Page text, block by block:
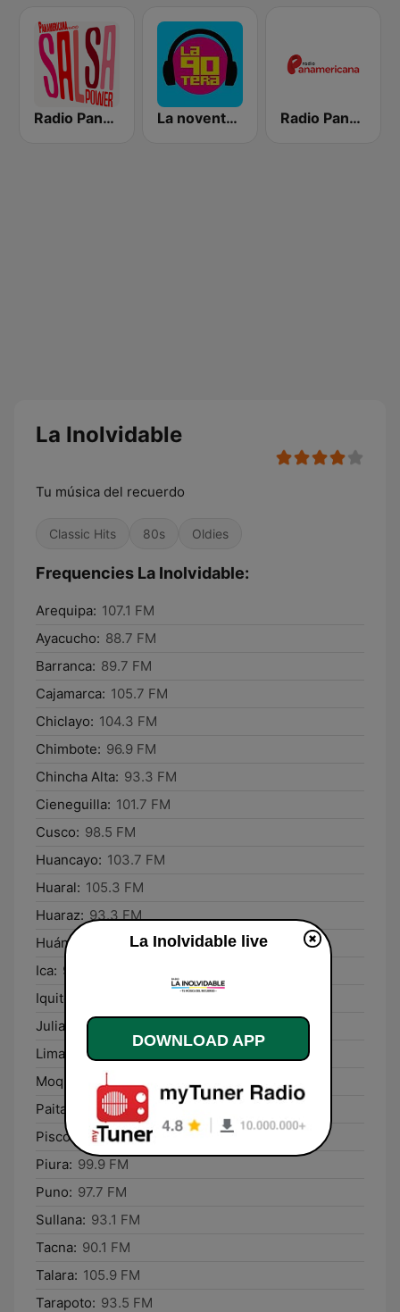
Radio Panamericana - Salsa Power La noventera Radio Panamericana
La Inolvidable
Tu música del recuerdo
Classic Hits 80s Oldies
Frequencies La Inolvidable:
Arequipa: 107.1 FM
Ayacucho: 88.7 FM
Barranca: 89.7 FM
Cajamarca: 105.7 FM
Chiclayo: 104.3 FM
Chimbote: 96.9 FM
Chincha Alta: 93.3 FM
Cieneguilla: 101.7 FM
Cusco: 98.5 FM
Huancayo: 103.7 FM
Huaral: 105.3 FM
Huaraz: 93.3 FM
Huánuco:
93.1 FM
Ica: 90.7 FM
Iquitos:
Juliaca:
90.1 FM
Lima:
93.7 FM
Moquegua: 89.3 FM
Paita:
107.5 FM
Pisco:
93.3 FM
Piura: 99.9 FM
Puno: 97.7 FM
Sullana: 93.1 FM
Tacna: 90.1 FM
Talara: 105.9 FM
Tarapoto: 93.5 FM
La Inolvidable live
DOWNLOAD APP